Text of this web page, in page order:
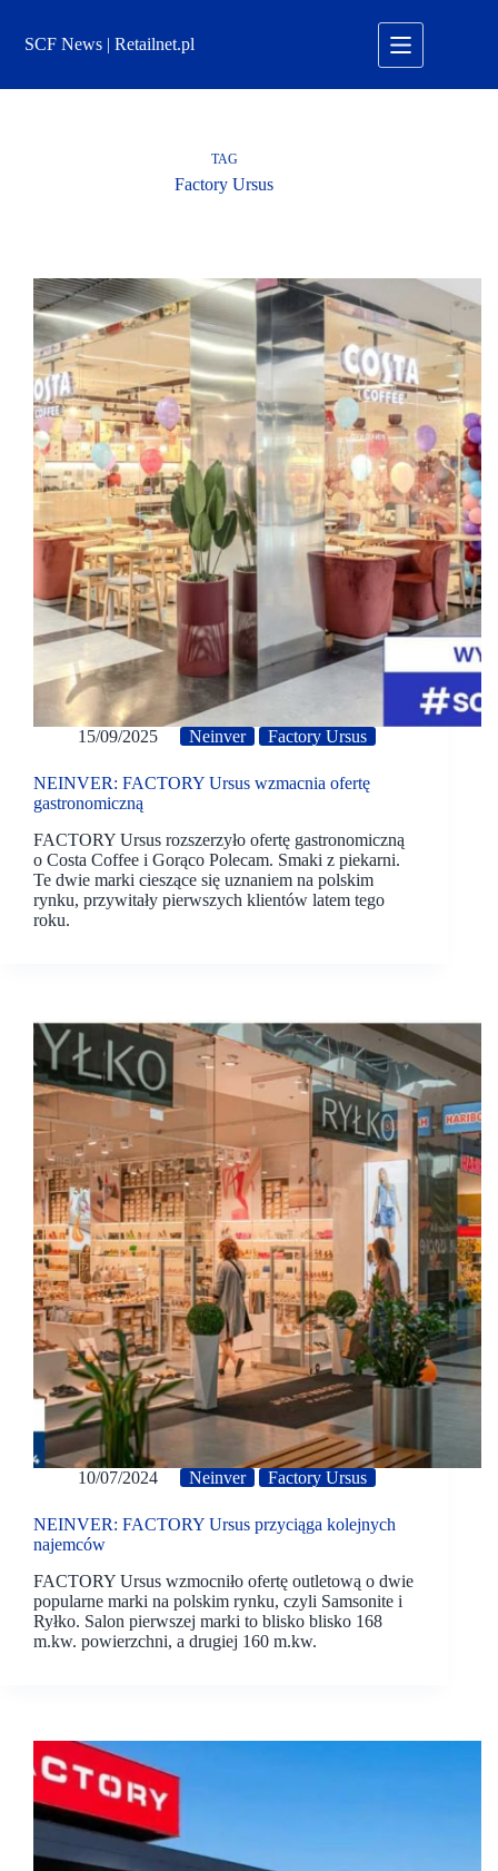
treściSCF News | Retailnet.pl
TAG
Factory Ursus
15/09/2025 Neinver Factory Ursus
NEINVER: FACTORY Ursus wzmacnia ofertę
gastronomiczną
FACTORY Ursus rozszerzyło ofertę gastronomiczną
o Costa Coffee i Gorąco Polecam. Smaki z piekarni.
Te dwie marki cieszące się uznaniem na polskim
rynku, przywitały pierwszych klientów latem tego
roku.
10/07/2024 Neinver Factory Ursus
NEINVER: FACTORY Ursus przyciąga kolejnych
najemców
FACTORY Ursus wzmocniło ofertę outletową o dwie
popularne marki na polskim rynku, czyli Samsonite i
Ryłko. Salon pierwszej marki to blisko blisko 168
m.kw. powierzchni, a drugiej 160 m.kw.